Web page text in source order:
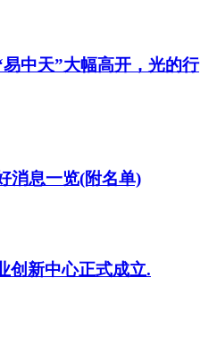
中天”大幅高开，光的行
消息一览(附名单)
创新中心正式成立.